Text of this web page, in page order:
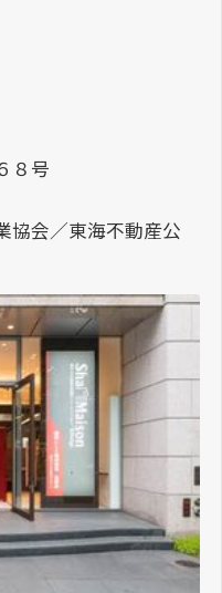
８号
協会／東海不動産公